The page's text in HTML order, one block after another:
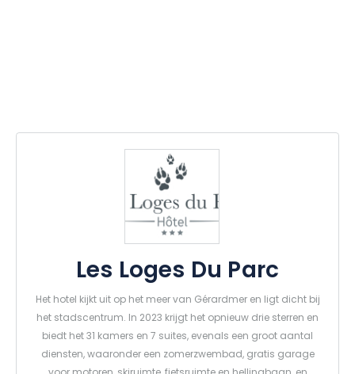
Les Loges Du Parc
Het hotel kijkt uit op het meer van Gérardmer en ligt dicht bij
het stadscentrum. In 2023 krijgt het opnieuw drie sterren en
biedt het 31 kamers en 7 suites, evenals een groot aantal
diensten, waaronder een zomerzwembad, gratis garage